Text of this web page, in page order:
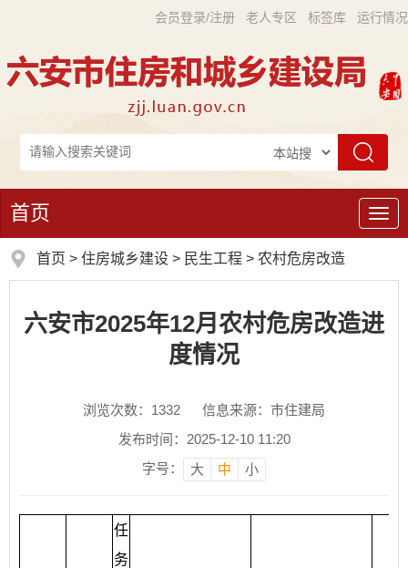
会员登录/注册 老人专区 标签库 运行情况
导
航
首页
首页 > 住房城乡建设 > 民生工程 > 农村危房改造
六安市2025年12月农村危房改造进
度情况
浏览次数： 1332
信息来源：市住建局
发布时间：2025-12-10 11:20
字号：
大 中 小
任
务